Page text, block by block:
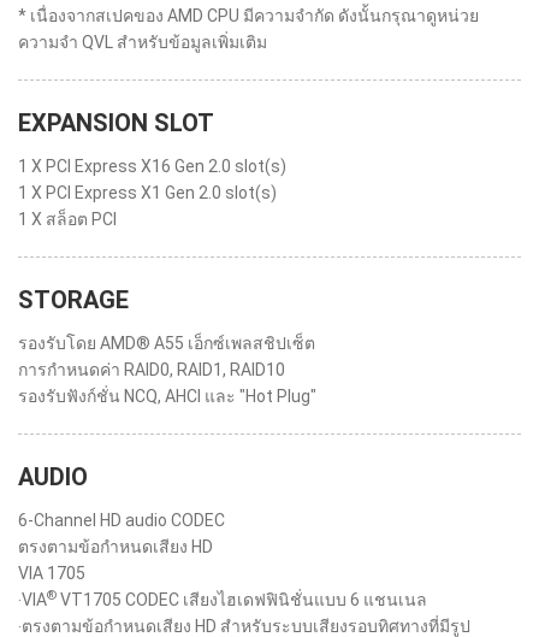
* เนื่องจากสเปคของ AMD CPU มีความจำกัด ดังนั้นกรุณาดูหน่วย
ความจำ QVL สำหรับข้อมูลเพิ่มเติม
EXPANSION SLOT
1 X PCI Express X16 Gen 2.0 slot(s)
1 X PCI Express X1 Gen 2.0 slot(s)
1 X สล็อต PCI
STORAGE
รองรับโดย AMD® A55 เอ็กซ์เพลสชิปเซ็ต
การกำหนดค่า RAID0, RAID1, RAID10
รองรับฟังก์ชั่น NCQ, AHCI และ "Hot Plug"
AUDIO
6-Channel HD audio CODEC
ตรงตามข้อกำหนดเสียง HD
VIA 1705
‧VIA® VT1705 CODEC เสียงไฮเดฟฟินิชั่นแบบ 6 แชนเนล
‧ตรงตามข้อกำหนดเสียง HD สำหรับระบบเสียงรอบทิศทางที่มีรูป